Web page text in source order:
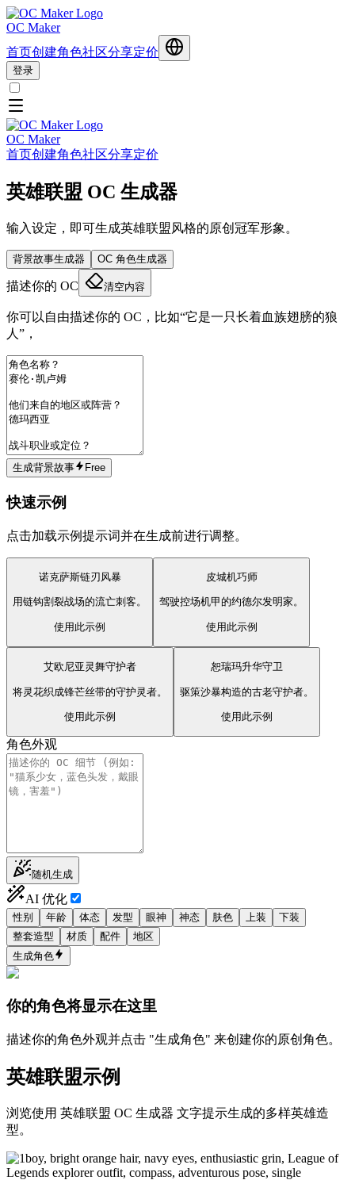
OC Maker
首页创建角色社区分享定价
登录
OC Maker
首页创建角色社区分享定价
英雄联盟 OC 生成器
输入设定，即可生成英雄联盟风格的原创冠军形象。
背景故事生成器 OC 角色生成器
描述你的 OC 清空内容
你可以自由描述你的 OC，比如“它是一只长着血族翅膀的狼
人”，
生成背景故事 Free
快速示例
点击加载示例提示词并在生成前进行调整。
诺克萨斯链刃风暴
用链钩割裂战场的流亡刺客。
使用此示例
皮城机巧师
驾驶控场机甲的约德尔发明家。
使用此示例
艾欧尼亚灵舞守护者
将灵花织成锋芒丝带的守护灵者。
使用此示例
恕瑞玛升华守卫
驱策沙暴构造的古老守护者。
使用此示例
角色外观
随机生成
AI 优化
性别 年龄 体态 发型 眼神 神态 肤色 上装
下装
整套造型
材质 配件
地区
生成角色
你的角色将显示在这里
描述你的角色外观并点击 "生成角色" 来创建你的原创角色。
英雄联盟示例
浏览使用 英雄联盟 OC 生成器 文字提示生成的多样英雄造
型。